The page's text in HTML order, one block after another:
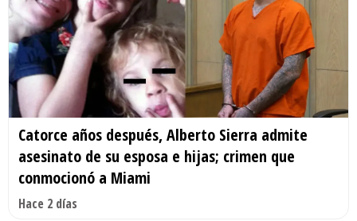
Catorce años después, Alberto Sierra admite
asesinato de su esposa e hijas; crimen que
conmocionó a Miami
Hace 2 días